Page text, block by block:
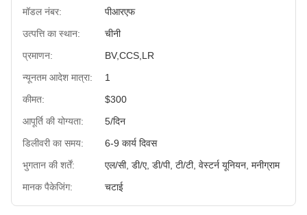
मॉडल नंबर:
पीआरएफ
उत्पत्ति का स्थान:
चीनी
प्रमाणन:
BV,CCS,LR
न्यूनतम आदेश मात्रा:
1
कीमत:
$300
आपूर्ति की योग्यता:
5/दिन
डिलीवरी का समय:
6-9 कार्य दिवस
भुगतान की शर्तें:
एल/सी, डी/ए, डी/पी, टी/टी, वेस्टर्न यूनियन, मनीग्राम
मानक पैकेजिंग:
चटाई